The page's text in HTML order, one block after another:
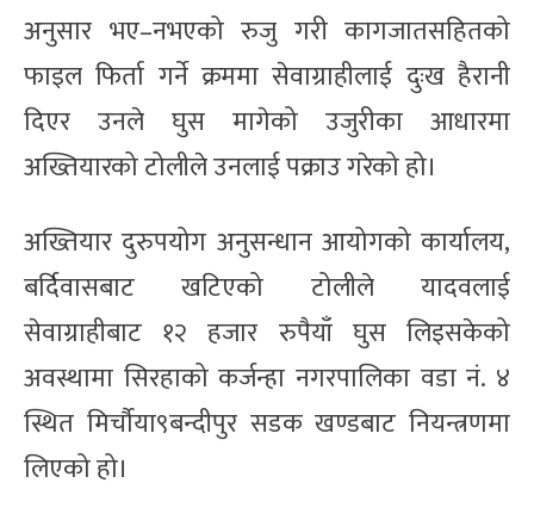
अनुसार भए–नभएको रुजु गरी कागजातसहितको
फाइल फिर्ता गर्ने क्रममा सेवाग्राहीलाई दुःख हैरानी
दिएर उनले घुस मागेको उजुरीका आधारमा
अख्तियारको टोलीले उनलाई पक्राउ गरेको हो।
अख्तियार दुरुपयोग अनुसन्धान आयोगको कार्यालय,
बर्दिवासबाट खटिएको टोलीले यादवलाई
सेवाग्राहीबाट १२ हजार रुपैयाँ घुस लिइसकेको
अवस्थामा सिरहाको कर्जन्हा नगरपालिका वडा नं. ४
स्थित मिर्चौया९बन्दीपुर सडक खण्डबाट नियन्त्रणमा
लिएको हो।